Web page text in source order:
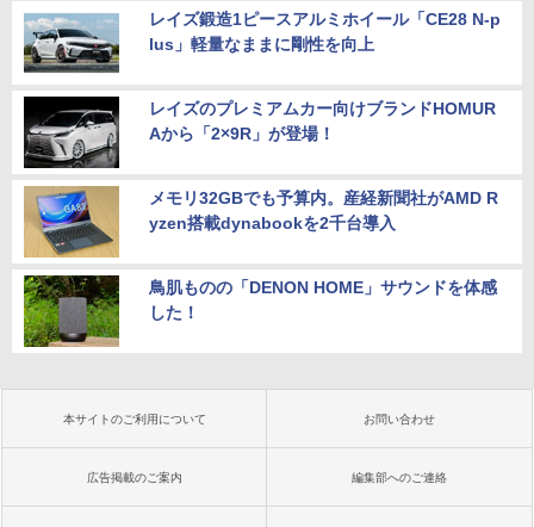
レイズ鍛造1ピースアルミホイール「CE28 N-p
lus」軽量なままに剛性を向上
レイズのプレミアムカー向けブランドHOMUR
Aから「2×9R」が登場！
メモリ32GBでも予算内。産経新聞社がAMD R
yzen搭載dynabookを2千台導入
鳥肌ものの「DENON HOME」サウンドを体感
した！
本サイトのご利用について お問い合わせ
広告掲載のご案内 編集部へのご連絡